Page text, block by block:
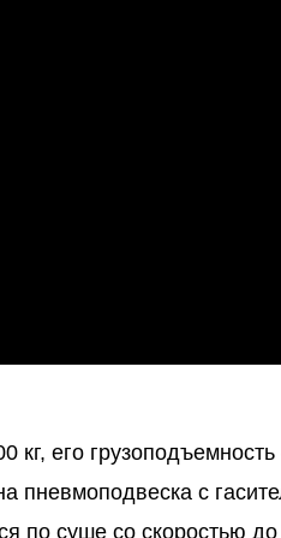
кг, его
пневмоподвеска с
по суше со скоростью